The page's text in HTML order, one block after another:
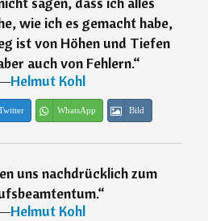
wie ich es gemacht habe,
ist von Höhen und Tiefen
auch von Fehlern.“
Helmut Kohl
WhatsApp Bild
uns nachdrücklich zum
“
Helmut Kohl